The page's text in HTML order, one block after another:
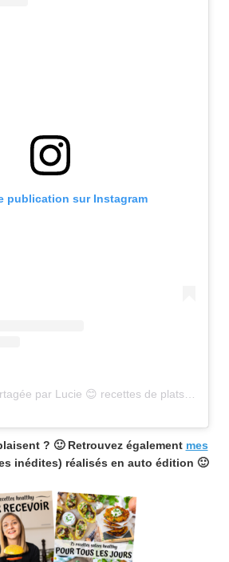
publication sur Instagram
? 🙂 Retrouvez également mes
inédites) réalisés en auto édition 🙂